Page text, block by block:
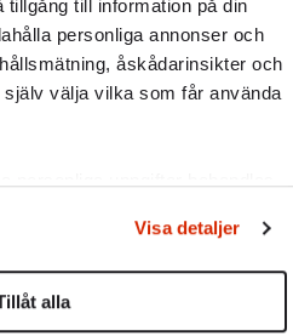
till information på din
personliga annonser och
åskådarinsikter och
välja vilka som får använda
när som helst från
för att anpassa innehållet
Visa detaljer
alla
är väl
forskare.
under
svältkatastroferna i
mellan nationalistiska
ukrainska) och
inom